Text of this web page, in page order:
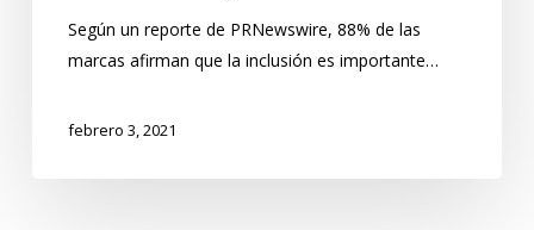
Según un reporte de PRNewswire, 88% de las
marcas afirman que la inclusión es importante…
febrero 3, 2021